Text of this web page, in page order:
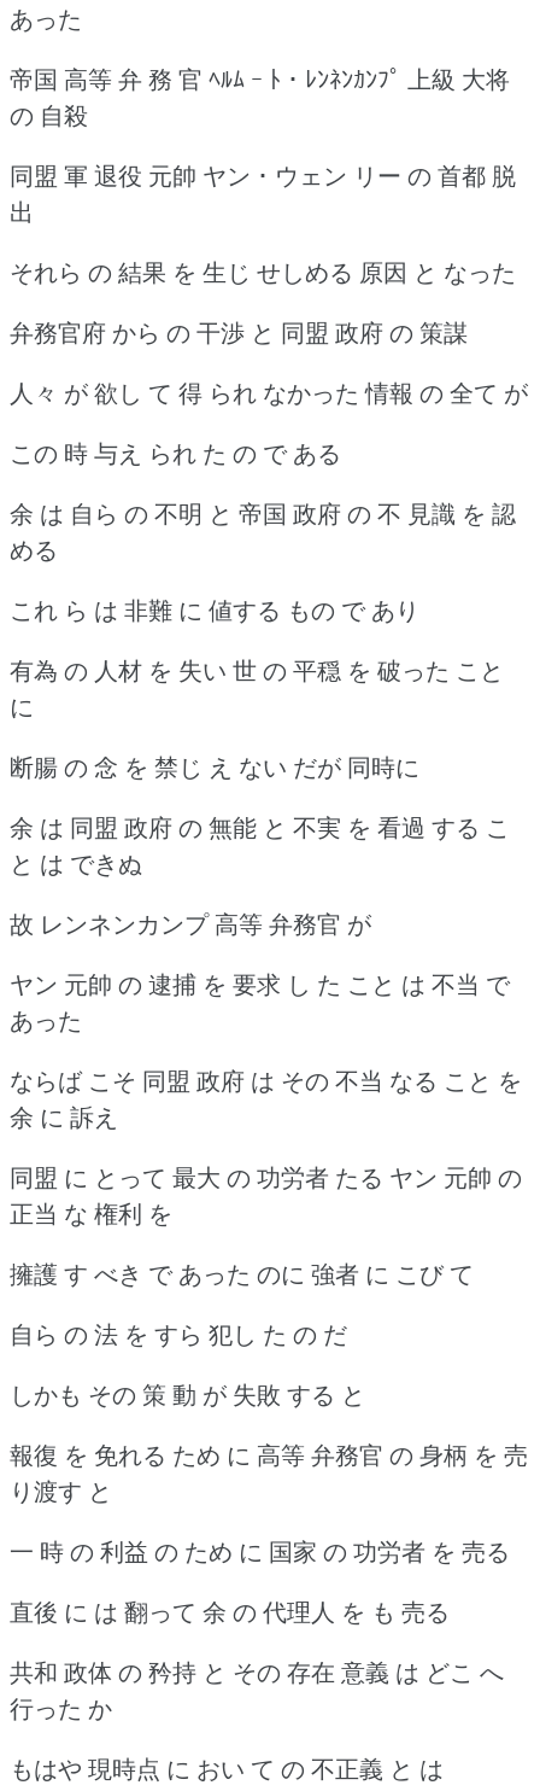
あった
帝国 高等 弁 務 官 ﾍﾙﾑ ｰ ﾄ ･ ﾚﾝﾈﾝｶﾝﾌﾟ 上級 大将
の 自殺
同盟 軍 退役 元帥 ヤン ･ ウェン リー の 首都 脱
出
それら の 結果 を 生じ せしめる 原因 と なった
弁務官府 から の 干渉 と 同盟 政府 の 策謀
人々 が 欲し て 得 られ なかった 情報 の 全て が
この 時 与え られ た の で ある
余 は 自ら の 不明 と 帝国 政府 の 不 見識 を 認
める
これ ら は 非難 に 値する もの で あり
有為 の 人材 を 失い 世 の 平穏 を 破った こと
に
断腸 の 念 を 禁じ え ない だが 同時に
余 は 同盟 政府 の 無能 と 不実 を 看過 する こ
と は できぬ
故 レンネンカンプ 高等 弁務官 が
ヤン 元帥 の 逮捕 を 要求 し た こと は 不当 で
あった
ならば こそ 同盟 政府 は その 不当 なる こと を
余 に 訴え
同盟 に とって 最大 の 功労者 たる ヤン 元帥 の
正当 な 権利 を
擁護 す べき で あった のに 強者 に こび て
自ら の 法 を すら 犯し た の だ
しかも その 策 動 が 失敗 する と
報復 を 免れる ため に 高等 弁務官 の 身柄 を 売
り渡す と
一 時 の 利益 の ため に 国家 の 功労者 を 売る
直後 に は 翻って 余 の 代理人 を も 売る
共和 政体 の 矜持 と その 存在 意義 は どこ へ
行った か
もはや 現時点 に おい て の 不正義 と は